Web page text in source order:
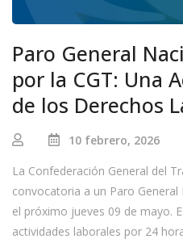
Paro General
por la CGT: Una
de los Derechos
10 febrero, 2026
La Confederación General del
convocatoria a un Paro
el próximo jueves 09 de mayo.
actividades laborales por 24